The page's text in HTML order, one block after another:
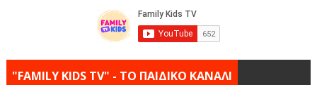
"FAMILY KIDS TV" - ΤΟ ΠΑΙΔΙΚΟ ΚΑΝΑΛΙ